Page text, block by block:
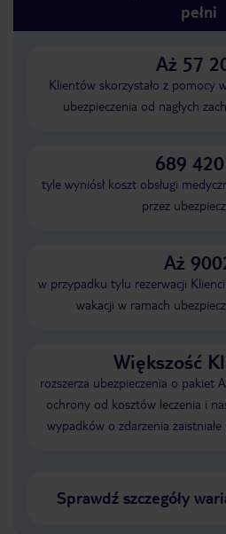
pełni
Aż 57
Klientów skorzystało z pomocy
ubezpieczenia od nagłych
689 420
tyle wyniósł koszt obsługi
przez
Aż
w przypadku tylu rezerwacji
wakacji w ramach
Większość
rozszerza ubezpieczenia o pakiet
ochrony od kosztów leczenia i
wypadków o zdarzenia
Sprawdź szczegóły